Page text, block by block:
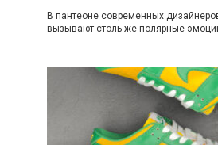
В пантеоне современных
вызывают столь же полярные